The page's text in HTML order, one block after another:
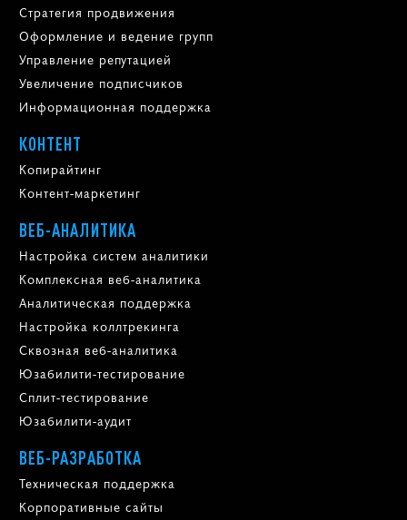
Стратегия продвижения
Оформление и ведение групп
Управление репутацией
Увеличение подписчиков
Информационная поддержка
КОНТЕНТ
Копирайтинг
Контент-маркетинг
ВЕБ-АНАЛИТИКА
Настройка систем аналитики
Комплексная веб-аналитика
Аналитическая поддержка
Настройка коллтрекинга
Сквозная веб-аналитика
Юзабилити-тестирование
Сплит-тестирование
Юзабилити-аудит
ВЕБ-РАЗРАБОТКА
Техническая поддержка
Корпоративные сайты